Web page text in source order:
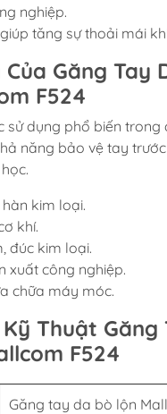
nghiệp.
tăng sự thoải mái
Găng Tay
F524
sử dụng phổ biến trong
năng bảo vệ tay
kim loại.
khí.
đúc kim loại.
xuất công nghiệp.
chữa máy móc.
Thuật Găng
F524
Găng tay da bò lộn